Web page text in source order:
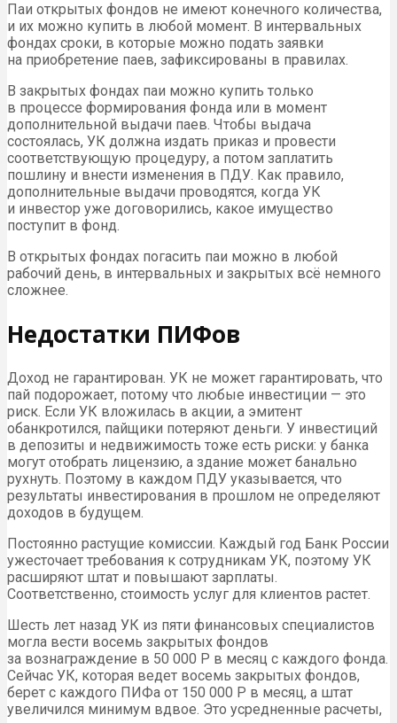
Паи открытых фондов не имеют конечного количества,
и их можно купить в любой момент. В интервальных
фондах сроки, в которые можно подать заявки
на приобретение паев, зафиксированы в правилах.
В закрытых фондах паи можно купить только
в процессе формирования фонда или в момент
дополнительной выдачи паев. Чтобы выдача
состоялась, УК должна издать приказ и провести
соответствующую процедуру, а потом заплатить
пошлину и внести изменения в ПДУ. Как правило,
дополнительные выдачи проводятся, когда УК
и инвестор уже договорились, какое имущество
поступит в фонд.
В открытых фондах погасить паи можно в любой
рабочий день, в интервальных и закрытых всё немного
сложнее.
Недостатки ПИФов
Доход не гарантирован. УК не может гарантировать, что
пай подорожает, потому что любые инвестиции — это
риск. Если УК вложилась в акции, а эмитент
обанкротился, пайщики потеряют деньги. У инвестиций
в депозиты и недвижимость тоже есть риски: у банка
могут отобрать лицензию, а здание может банально
рухнуть. Поэтому в каждом ПДУ указывается, что
результаты инвестирования в прошлом не определяют
доходов в будущем.
Постоянно растущие комиссии. Каждый год Банк России
ужесточает требования к сотрудникам УК, поэтому УК
расширяют штат и повышают зарплаты.
Соответственно, стоимость услуг для клиентов растет.
Шесть лет назад УК из пяти финансовых специалистов
могла вести восемь закрытых фондов
за вознаграждение в 50 000 Р в месяц с каждого фонда.
Сейчас УК, которая ведет восемь закрытых фондов,
берет с каждого ПИФа от 150 000 Р в месяц, а штат
увеличился минимум вдвое. Это усредненные расчеты,